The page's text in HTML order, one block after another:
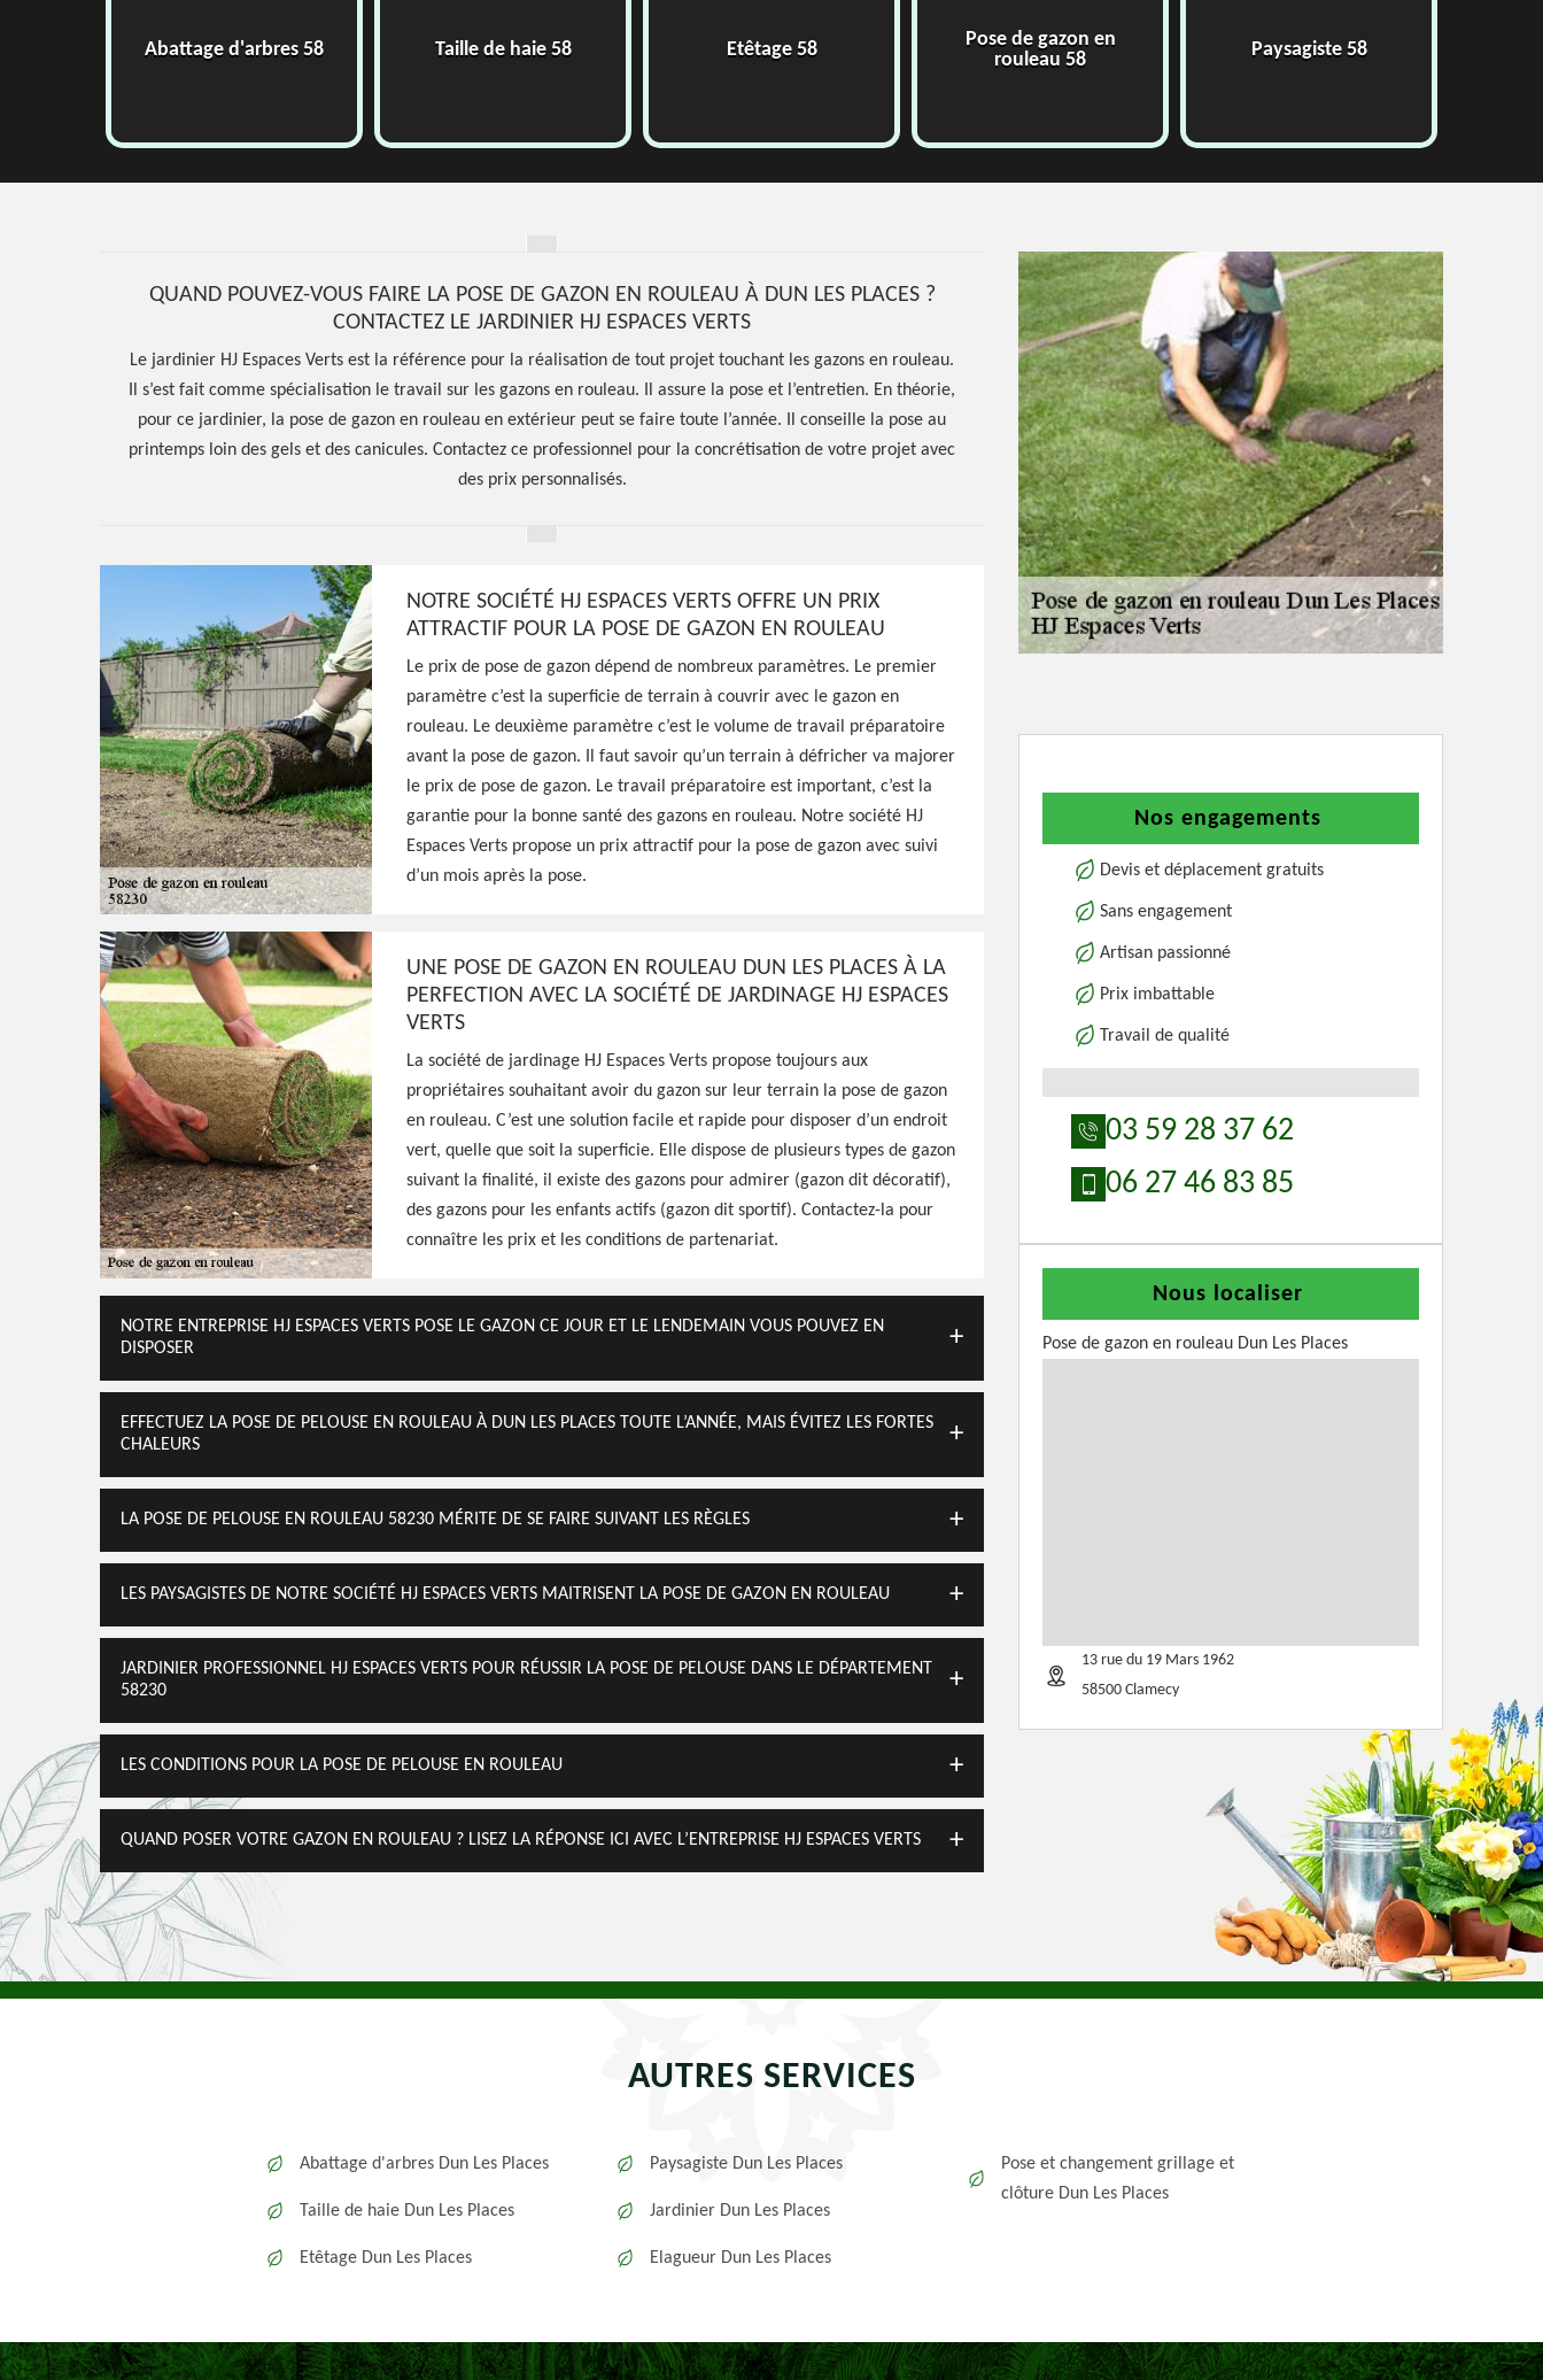
Hoerter Joseph Elagage 58
Entreprise pose de gazon
en rouleau Dun Les
Places 58230
Excellent jardinier à Dun Les Places 58230, HJ Espaces Verts peut
intervenir à tout moment et se déplacer gratuitement chez vous pour
s'occuper de la pose de gazon en rouleau, fournit un travail de
qualité
Voir Nos Realisations
Abattage d'arbres 58 Taille de haie 58 Etêtage 58
Pose de gazon en
rouleau 58
Paysagiste 58
QUAND POUVEZ-VOUS FAIRE LA POSE DE GAZON EN ROULEAU À DUN LES PLACES ?
CONTACTEZ LE JARDINIER HJ ESPACES VERTS
Le jardinier HJ Espaces Verts est la référence pour la réalisation de tout projet touchant les gazons en rouleau.
Il s’est fait comme spécialisation le travail sur les gazons en rouleau. Il assure la pose et l’entretien. En théorie,
pour ce jardinier, la pose de gazon en rouleau en extérieur peut se faire toute l’année. Il conseille la pose au
printemps loin des gels et des canicules. Contactez ce professionnel pour la concrétisation de votre projet avec
des prix personnalisés.
NOTRE SOCIÉTÉ HJ ESPACES VERTS OFFRE UN PRIX
ATTRACTIF POUR LA POSE DE GAZON EN ROULEAU
Le prix de pose de gazon dépend de nombreux paramètres. Le premier
paramètre c’est la superficie de terrain à couvrir avec le gazon en
rouleau. Le deuxième paramètre c’est le volume de travail préparatoire
avant la pose de gazon. Il faut savoir qu’un terrain à défricher va majorer
le prix de pose de gazon. Le travail préparatoire est important, c’est la
garantie pour la bonne santé des gazons en rouleau. Notre société HJ
Espaces Verts propose un prix attractif pour la pose de gazon avec suivi
d’un mois après la pose.
UNE POSE DE GAZON EN ROULEAU DUN LES PLACES À LA
PERFECTION AVEC LA SOCIÉTÉ DE JARDINAGE HJ ESPACES
VERTS
La société de jardinage HJ Espaces Verts propose toujours aux
propriétaires souhaitant avoir du gazon sur leur terrain la pose de gazon
en rouleau. C’est une solution facile et rapide pour disposer d’un endroit
vert, quelle que soit la superficie. Elle dispose de plusieurs types de gazon
suivant la finalité, il existe des gazons pour admirer (gazon dit décoratif),
des gazons pour les enfants actifs (gazon dit sportif). Contactez-la pour
connaître les prix et les conditions de partenariat.
NOTRE ENTREPRISE HJ ESPACES VERTS POSE LE GAZON CE JOUR ET LE LENDEMAIN VOUS POUVEZ EN
DISPOSER
EFFECTUEZ LA POSE DE PELOUSE EN ROULEAU À DUN LES PLACES TOUTE L’ANNÉE, MAIS ÉVITEZ LES FORTES
CHALEURS
LA POSE DE PELOUSE EN ROULEAU 58230 MÉRITE DE SE FAIRE SUIVANT LES RÈGLES
LES PAYSAGISTES DE NOTRE SOCIÉTÉ HJ ESPACES VERTS MAITRISENT LA POSE DE GAZON EN ROULEAU
JARDINIER PROFESSIONNEL HJ ESPACES VERTS POUR RÉUSSIR LA POSE DE PELOUSE DANS LE DÉPARTEMENT
58230
LES CONDITIONS POUR LA POSE DE PELOUSE EN ROULEAU
QUAND POSER VOTRE GAZON EN ROULEAU ? LISEZ LA RÉPONSE ICI AVEC L’ENTREPRISE HJ ESPACES VERTS
Nos engagements
Devis et déplacement gratuits
Sans engagement
Artisan passionné
Prix imbattable
Travail de qualité
03 59 28 37 62
06 27 46 83 85
Nous localiser
Pose de gazon en rouleau Dun Les Places
13 rue du 19 Mars 1962
58500 Clamecy
AUTRES SERVICES
Abattage d'arbres Dun Les Places
Taille de haie Dun Les Places
Etêtage Dun Les Places
Paysagiste Dun Les Places
Jardinier Dun Les Places
Elagueur Dun Les Places
Pose et changement grillage et
clôture Dun Les Places